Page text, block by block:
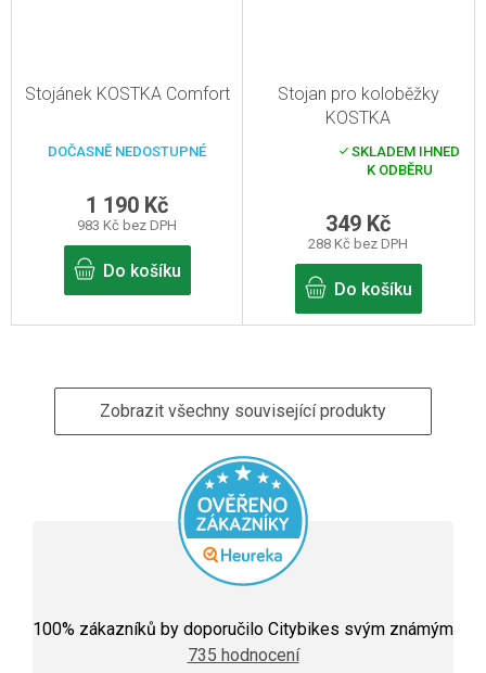
Stojánek KOSTKA Comfort
DOČASNĚ NEDOSTUPNÉ
983 Kč bez DPH
1 190 Kč
Do košíku
Stojan pro koloběžky
KOSTKA
hvězdiček.
SKLADEM IHNED
K ODBĚRU
288 Kč bez DPH
349 Kč
Do košíku
Zobrazit všechny související produkty
hodnocení
obchodu
je
100% zákazníků by doporučilo Citybikes svým známým
735 hodnocení